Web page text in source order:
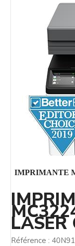
IMPRIMANTE
LASER
Référence :